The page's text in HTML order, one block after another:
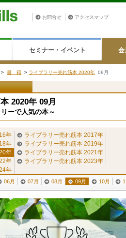
お問合せ アクセスマップ
セミナー・イベント 会
> 書 籍 > ライブラリー売れ筋本 2020年 09月
2020年 09月
ーで人気の本～
年
ライブラリー売れ筋本 2017年
年
ライブラリー売れ筋本 2019年
年
ライブラリー売れ筋本 2021年
年
ライブラリー売れ筋本 2023年
年
06月 07月 08月 09月 10月